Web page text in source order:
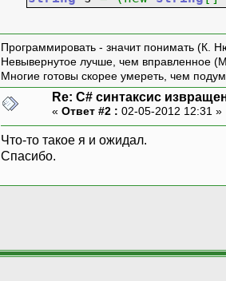
Программировать - значит понимать (К.
Невывернутое лучше, чем вправленное
Многие готовы скорее умереть, чем
Re: C# синтаксис
« Ответ #2 : 02-05-2012 12:31 »
Что-то такое я и ожидал.
Спасибо.